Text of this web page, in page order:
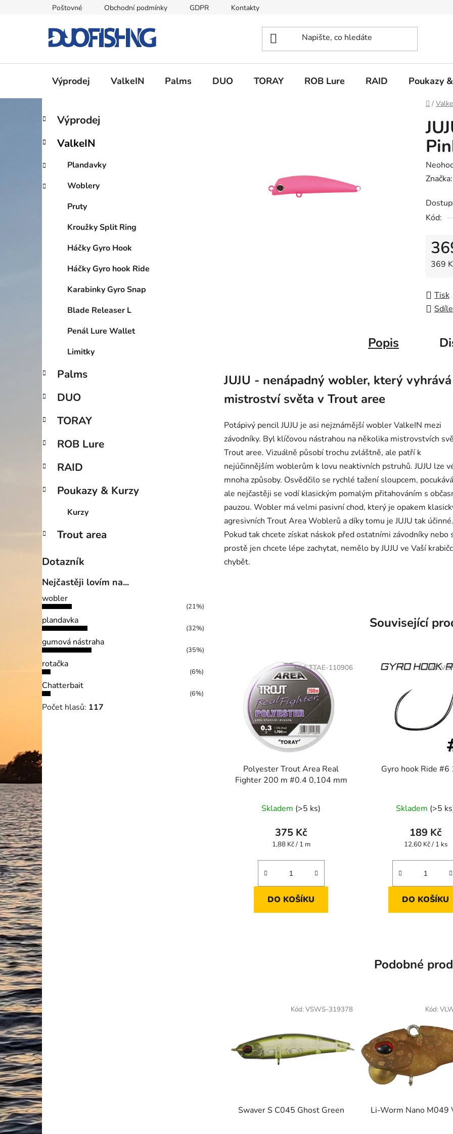
Poštovné Obchodní podmínky GDPR Kontakty
Výprodej ValkeIN Palms DUO TORAY ROB Lure RAID Poukazy
Domů
/
P
s
r
a
n
Přeskočit
kategorie
K
a
e
o
i
Výprodej
ValkeIN
Plandavky
Woblery
Pruty
Kroužky Split Ring
Háčky Gyro Hook
Háčky Gyro hook Ride
Karabinky Gyro Snap
Blade Releaser L
Penál Lure Wallet
Limitky
Palms
DUO
TORAY
ROB Lure
RAID
Poukazy & Kurzy
Kurzy
Trout area
Dotazník
Nejčastěji lovím na...
wobler
(21%)
plandavka
(32%)
gumová nástraha
(35%)
rotačka
(6%)
Chatterbait
(6%)
Počet hlasů: 117
je
0,0
Značka:
Kód:
369
Tisk
Popis
JUJU - nenápadný wobler, který vyhrává
mistroství světa v Trout aree
Potápivý pencil JUJU je asi nejznámější wobler ValkeIN mezi
závodníky. Byl klíčovou nástrahou na několika mistrovstvích
Trout aree. Vizuálně působí trochu zvláštně, ale patří k
nejúčinnějším woblerům k lovu neaktivních pstruhů. JUJU lze
mnoha způsoby. Osvědčilo se rychlé tažení sloupcem,
ale nejčastěji se vodí klasickým pomalým přitahováním s
pauzou. Wobler má velmi pasivní chod, který je opakem
agresivních Trout Area Woblerů a díky tomu je JUJU tak účinné.
Pokud tak chcete získat náskok před ostatními závodníky nebo
prostě jen chcete lépe zachytat, nemělo by JUJU ve Vaší
chybět.
Související
Polyester Trout Area Real
Fighter 200 m #0.4 0,104 mm
Skladem (>5 ks)
375 Kč
Měrná
1,88 Kč / 1 m
DO KOŠÍKU
Kód:TTAE-110906
Gyro hook Ride #6
Skladem (>5
189 Kč
Měrná
12,60 Kč / 1 ks
DO KOŠÍKU
Kód:
Podobné
Swaver S C045 Ghost Green
Kód: VSWS-319378
Li-Worm Nano M049
Kód: